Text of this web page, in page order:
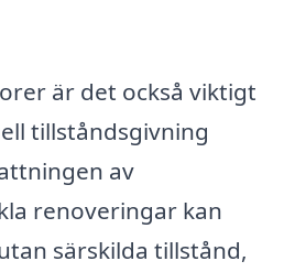
är det också viktigt
tillståndsgivning
av
renoveringar kan
särskilda tillstånd,